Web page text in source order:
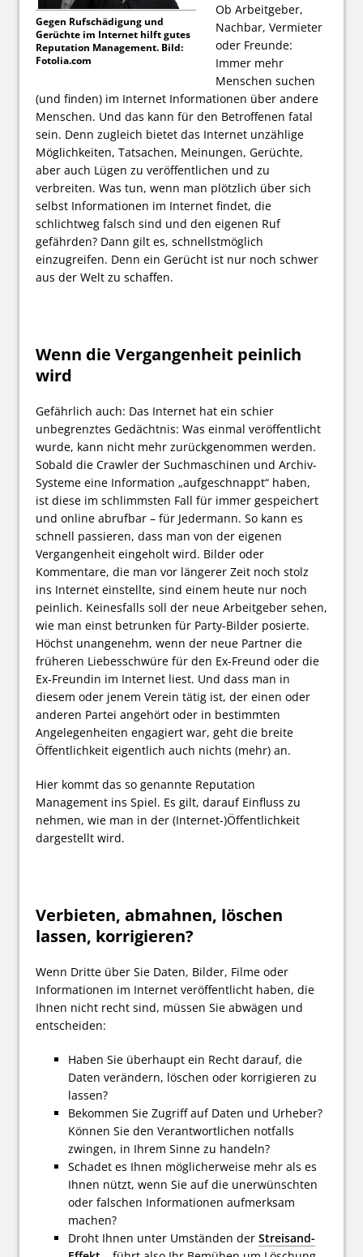
Gegen Rufschädigung und
Gerüchte im Internet hilft gutes
Reputation Management. Bild:
Fotolia.com
Ob Arbeitgeber,
Nachbar, Vermieter
oder Freunde:
Immer mehr
Menschen suchen
(und finden) im Internet Informationen über andere
Menschen. Und das kann für den Betroffenen fatal
sein. Denn zugleich bietet das Internet unzählige
Möglichkeiten, Tatsachen, Meinungen, Gerüchte,
aber auch Lügen zu veröffentlichen und zu
verbreiten. Was tun, wenn man plötzlich über sich
selbst Informationen im Internet findet, die
schlichtweg falsch sind und den eigenen Ruf
gefährden? Dann gilt es, schnellstmöglich
einzugreifen. Denn ein Gerücht ist nur noch schwer
aus der Welt zu schaffen.
Wenn die Vergangenheit peinlich
wird
Gefährlich auch: Das Internet hat ein schier
unbegrenztes Gedächtnis: Was einmal veröffentlicht
wurde, kann nicht mehr zurückgenommen werden.
Sobald die Crawler der Suchmaschinen und Archiv-
Systeme eine Information „aufgeschnappt“ haben,
ist diese im schlimmsten Fall für immer gespeichert
und online abrufbar – für Jedermann. So kann es
schnell passieren, dass man von der eigenen
Vergangenheit eingeholt wird. Bilder oder
Kommentare, die man vor längerer Zeit noch stolz
ins Internet einstellte, sind einem heute nur noch
peinlich. Keinesfalls soll der neue Arbeitgeber sehen,
wie man einst betrunken für Party-Bilder posierte.
Höchst unangenehm, wenn der neue Partner die
früheren Liebesschwüre für den Ex-Freund oder die
Ex-Freundin im Internet liest. Und dass man in
diesem oder jenem Verein tätig ist, der einen oder
anderen Partei angehört oder in bestimmten
Angelegenheiten engagiert war, geht die breite
Öffentlichkeit eigentlich auch nichts (mehr) an.
Hier kommt das so genannte Reputation
Management ins Spiel. Es gilt, darauf Einfluss zu
nehmen, wie man in der (Internet-)Öffentlichkeit
dargestellt wird.
Verbieten, abmahnen, löschen
lassen, korrigieren?
Wenn Dritte über Sie Daten, Bilder, Filme oder
Informationen im Internet veröffentlicht haben, die
Ihnen nicht recht sind, müssen Sie abwägen und
entscheiden:
Haben Sie überhaupt ein Recht darauf, die
Daten verändern, löschen oder korrigieren zu
lassen?
Bekommen Sie Zugriff auf Daten und Urheber?
Können Sie den Verantwortlichen notfalls
zwingen, in Ihrem Sinne zu handeln?
Schadet es Ihnen möglicherweise mehr als es
Ihnen nützt, wenn Sie auf die unerwünschten
oder falschen Informationen aufmerksam
machen?
Droht Ihnen unter Umständen der Streisand-